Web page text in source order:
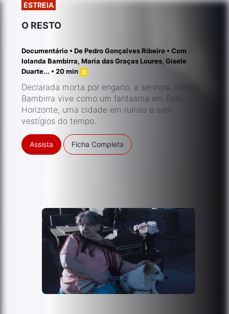
ESTREIA
O RESTO
Documentário •DePedro Gonçalves Ribeiro • Com
Iolanda Bambirra,Maria das Graças Loures,Gisele
Duarte... • 20 min
Declarada morta por engano, a senhora Iolanda
Bambirra vive como um fantasma em Belo
Horizonte, uma cidade em ruínas e sem
vestígios do tempo.
Assista Ficha Completa